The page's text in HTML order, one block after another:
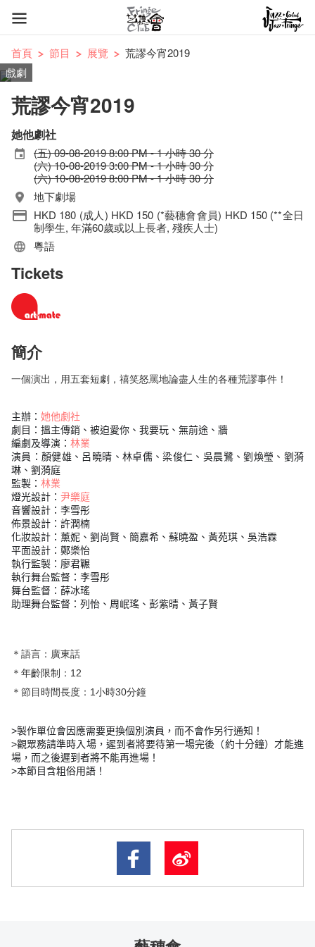
首頁 節目 展覽
荒謬今宵2019
戲劇
荒謬今宵2019
她他劇社
(五) 09-08-2019 8:00 PM - 1 小時 30 分
(六) 10-08-2019 3:00 PM - 1 小時 30 分
(六) 10-08-2019 8:00 PM - 1 小時 30 分
地下劇場
HKD 180 (成人) HKD 150 (*藝穗會會員) HKD 150 (**全日
制學生, 年滿60歲或以上長者, 殘疾人士)
粵語
Tickets
簡介
一個演出，用五套短劇，禧笑怒罵地論盡人生的各種荒謬事件！
主辦： 她他劇社
劇目： 搵主傳銷、 被迫愛你、 我要玩、 無前途、 牆
編劇及導演： 林業
演員：顏健雄、呂曉晴、林卓儒、梁俊仁、吳晨鷺、劉煥瑩、劉漪
琳、 劉漪庭
監製： 林業
燈光設計： 尹樂庭
音響設計：李雪彤
佈景設計：許潤楠
化妝設計：薰妮、 劉尚賢、 簡嘉希、 蘇曉盈、 黃苑琪、 吳浩霖
平面設計：鄭樂怡
執行監製：廖君囅
執行舞台監督：李雪彤
舞台監督： 薛冰瑤
助理舞台監督：列怡、周岷瑤、彭紫晴、黃子賢
＊語言：廣東話
＊年齡限制：12
＊節目時間長度：1小時30分鐘
>製作單位會因應需要更換個別演員，而不會作另行通知！
>觀眾務請準時入場，遲到者將要待第一場完後（約十分鐘）才能進
場，而之後遲到者將不能再進場！
>本節目含粗俗用語！